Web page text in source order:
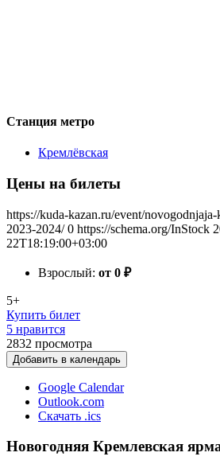
Станция метро
Кремлёвская
Цены на билеты
https://kuda-kazan.ru/event/
2023-2024/ 0 https://schema.org/InStock
22T18:19:00+03:00
Взрослый: от 0 ₽
5+
Купить билет
5 нравится
2832 просмотра
Добавить в календарь
Google Calendar
Outlook.com
Скачать .ics
Новогодняя Кремлевская